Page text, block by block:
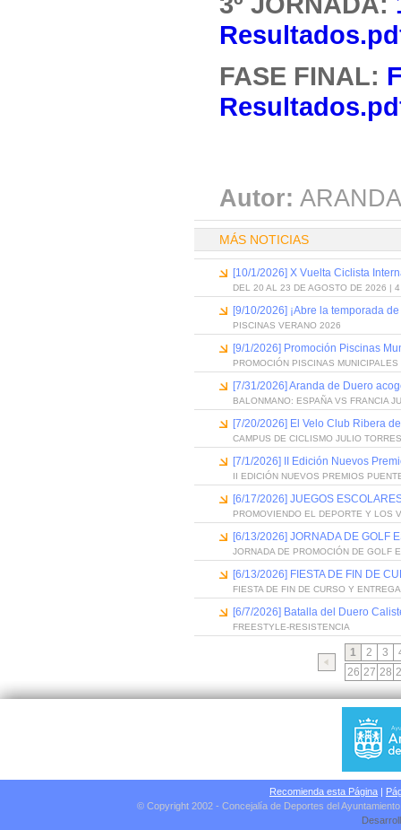
FASE FINAL:
Autor:
MÁS NOTICIAS
[10/1/2026] X Vuelta Ciclista
DEL 20 AL 23 DE AGOSTO DE 2026 | 4
[9/10/2026] ¡Abre la temporada
PISCINAS VERANO 2026
[9/1/2026] Promoción Piscinas
PROMOCIÓN PISCINAS
[7/31/2026] Aranda de Duero
BALONMANO: ESPAÑA VS FRANCIA
[7/20/2026] El Velo Club Ribera
CAMPUS DE CICLISMO JULIO
[7/1/2026] II Edición Nuevos
II EDICIÓN NUEVOS PREMIOS
[6/17/2026] JUEGOS
PROMOVIENDO EL DEPORTE Y LOS
[6/13/2026] JORNADA DE GOLF
JORNADA DE PROMOCIÓN DE GOLF
[6/13/2026] FIESTA DE FIN DE
FIESTA DE FIN DE CURSO Y
[6/7/2026] Batalla del Duero
FREESTYLE-RESISTENCIA
1 2 3
26 27 28
Recomienda esta Página |
© Copyright 2002 - Concejalía de Deportes del